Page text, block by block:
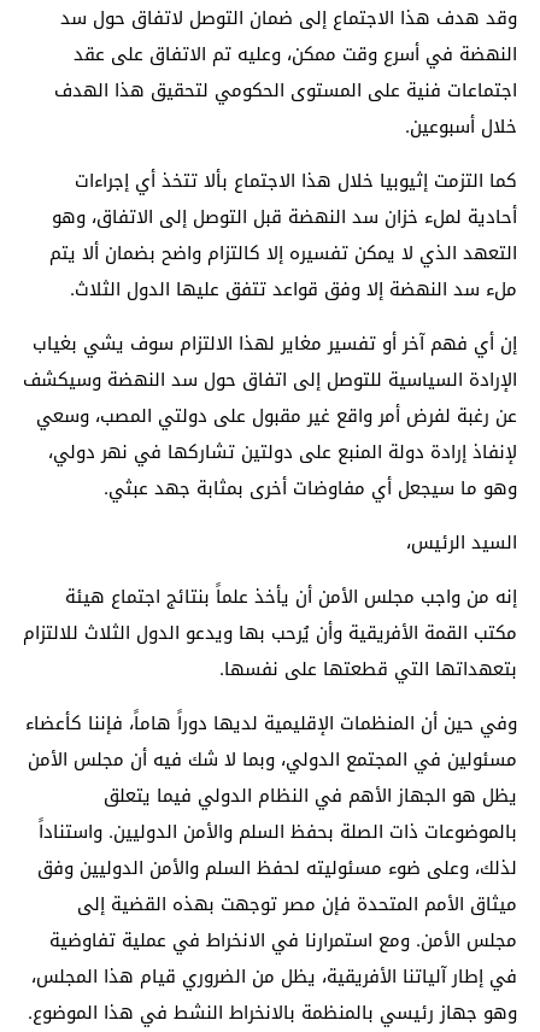
وقد هدف هذا الاجتماع إلى ضمان التوصل لاتفاق حول سد
النهضة في أسرع وقت ممكن، وعليه تم الاتفاق على عقد
اجتماعات فنية على المستوى الحكومي لتحقيق هذا الهدف
خلال أسبوعين.
كما التزمت إثيوبيا خلال هذا الاجتماع بألا تتخذ أي إجراءات
أحادية لملء خزان سد النهضة قبل التوصل إلى الاتفاق، وهو
التعهد الذي لا يمكن تفسيره إلا كالتزام واضح بضمان ألا يتم
ملء سد النهضة إلا وفق قواعد تتفق عليها الدول الثلاث.
إن أي فهم آخر أو تفسير مغاير لهذا الالتزام سوف يشي بغياب
الإرادة السياسية للتوصل إلى اتفاق حول سد النهضة وسيكشف
عن رغبة لفرض أمر واقع غير مقبول على دولتي المصب، وسعي
لإنفاذ إرادة دولة المنبع على دولتين تشاركها في نهر دولي،
وهو ما سيجعل أي مفاوضات أخرى بمثابة جهد عبثي.
السيد الرئيس،
إنه من واجب مجلس الأمن أن يأخذ علماً بنتائج اجتماع هيئة
مكتب القمة الأفريقية وأن يُرحب بها ويدعو الدول الثلاث للالتزام
بتعهداتها التي قطعتها على نفسها.
وفي حين أن المنظمات الإقليمية لديها دوراً هاماً، فإننا كأعضاء
مسئولين في المجتمع الدولي، وبما لا شك فيه أن مجلس الأمن
يظل هو الجهاز الأهم في النظام الدولي فيما يتعلق
بالموضوعات ذات الصلة بحفظ السلم والأمن الدوليين. واستناداً
لذلك، وعلى ضوء مسئوليته لحفظ السلم والأمن الدوليين وفق
ميثاق الأمم المتحدة فإن مصر توجهت بهذه القضية إلى
مجلس الأمن. ومع استمرارنا في الانخراط في عملية تفاوضية
في إطار آلياتنا الأفريقية، يظل من الضروري قيام هذا المجلس،
وهو جهاز رئيسي بالمنظمة بالانخراط النشط في هذا الموضوع.